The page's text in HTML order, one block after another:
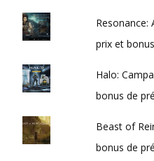
Resonance:
prix et
Halo:
bonus de
Beast of
bonus de